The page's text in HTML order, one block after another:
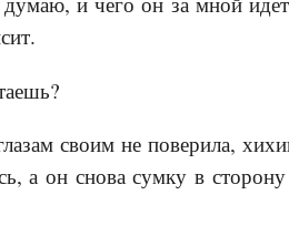
своим не поверила,
а он снова сумку в